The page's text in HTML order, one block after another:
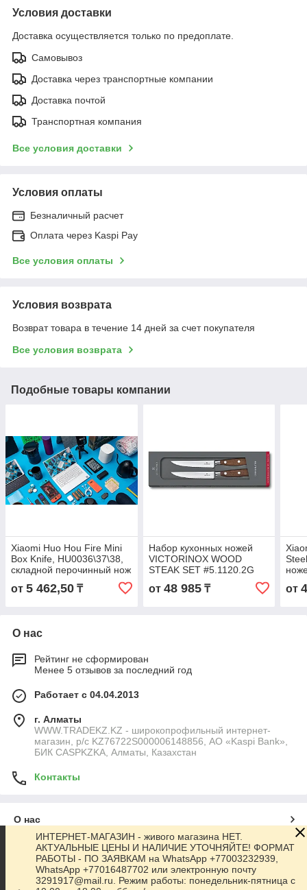
Условия доставки
Доставка осуществляется только по предоплате.
Самовывоз
Доставка через транспортные компании
Доставка почтой
Транспортная компания
Все условия доставки
Условия оплаты
Безналичный расчет
Оплата через Kaspi Pay
Все условия оплаты
Условия возврата
Возврат товара в течение 14 дней за счет покупателя
Все условия возврата
Подобные товары компании
Xiaomi Huo Hou Fire Mini
Box Knife, HU0036\37\38,
складной перочинный нож
от 5 462,50 ₸
Набор кухонных ножей
VICTORINOX WOOD
STEAK SET #5.1120.2G
от 48 985₸ от
О нас
Рейтинг не сформирован
Менее 5 отзывов за последний год
Работает с 04.04.2013
г. Алматы
WWW.TRADEKZ.KZ - широкопрофильный интернет-
магазин, р/с KZ76722S000006148856, АО «Kaspi Bank»,
БИК CASPKZKA, Алматы, Казахстан
Контакты
О нас
Контакты
Доставка и оплата
ИНТЕРНЕТ-МАГАЗИН - живого магазина НЕТ.
АКТУАЛЬНЫЕ ЦЕНЫ И НАЛИЧИЕ УТОЧНЯЙТЕ! ФОРМАТ
РАБОТЫ - ПО ЗАЯВКАМ на WhatsApp +77003232939,
WhatsApp +77016487702 или электронную почту
3291917@mail.ru. Режим работы: понедельник-пятница с